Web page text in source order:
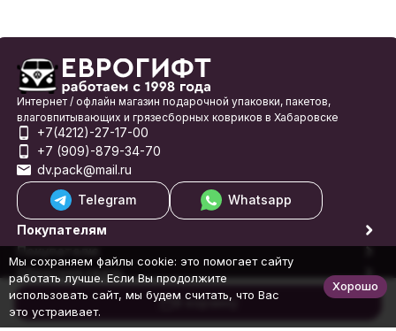
В корзину
Интернет / офлайн магазин подарочной упаковки, пакетов,
влаговпитывающих и грязесборных ковриков в Хабаровске
+7(4212)-27-17-00
+7 (909)-879-34-70
dv.pack@mail.ru
Telegram
Whatsapp
Покупателям
Покупателю
Обратная связь
© 1998-2026 Еврогифт
Мы сохраняем файлы cookie: это помогает сайту
работать лучше. Если Вы продолжите
использовать сайт, мы будем считать, что Вас
это устраивает.
Хорошо